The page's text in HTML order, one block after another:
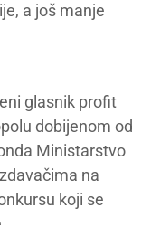
a još manje
glasnik profit
dobijenom od
Ministarstvo
na
koji se